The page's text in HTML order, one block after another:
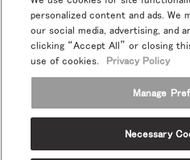
エルゴノミクス
リソース
個人情報保護方針 登録解除
Ⓒ 2026 Humanscale. All Rights Reserved.
personalized content and ads. We
our social media, advertising, and
clicking “Accept All” or closing
use of cookies.
Privacy Policy
Manage
Necessary